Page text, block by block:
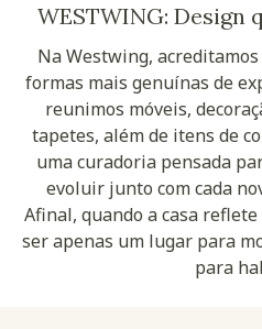
WESTWING: Design
Na Westwing,
formas mais genuínas de
reunimos móveis,
tapetes, além de itens de
uma curadoria pensada
evoluir junto com cada
Afinal, quando a casa
ser apenas um lugar para
para